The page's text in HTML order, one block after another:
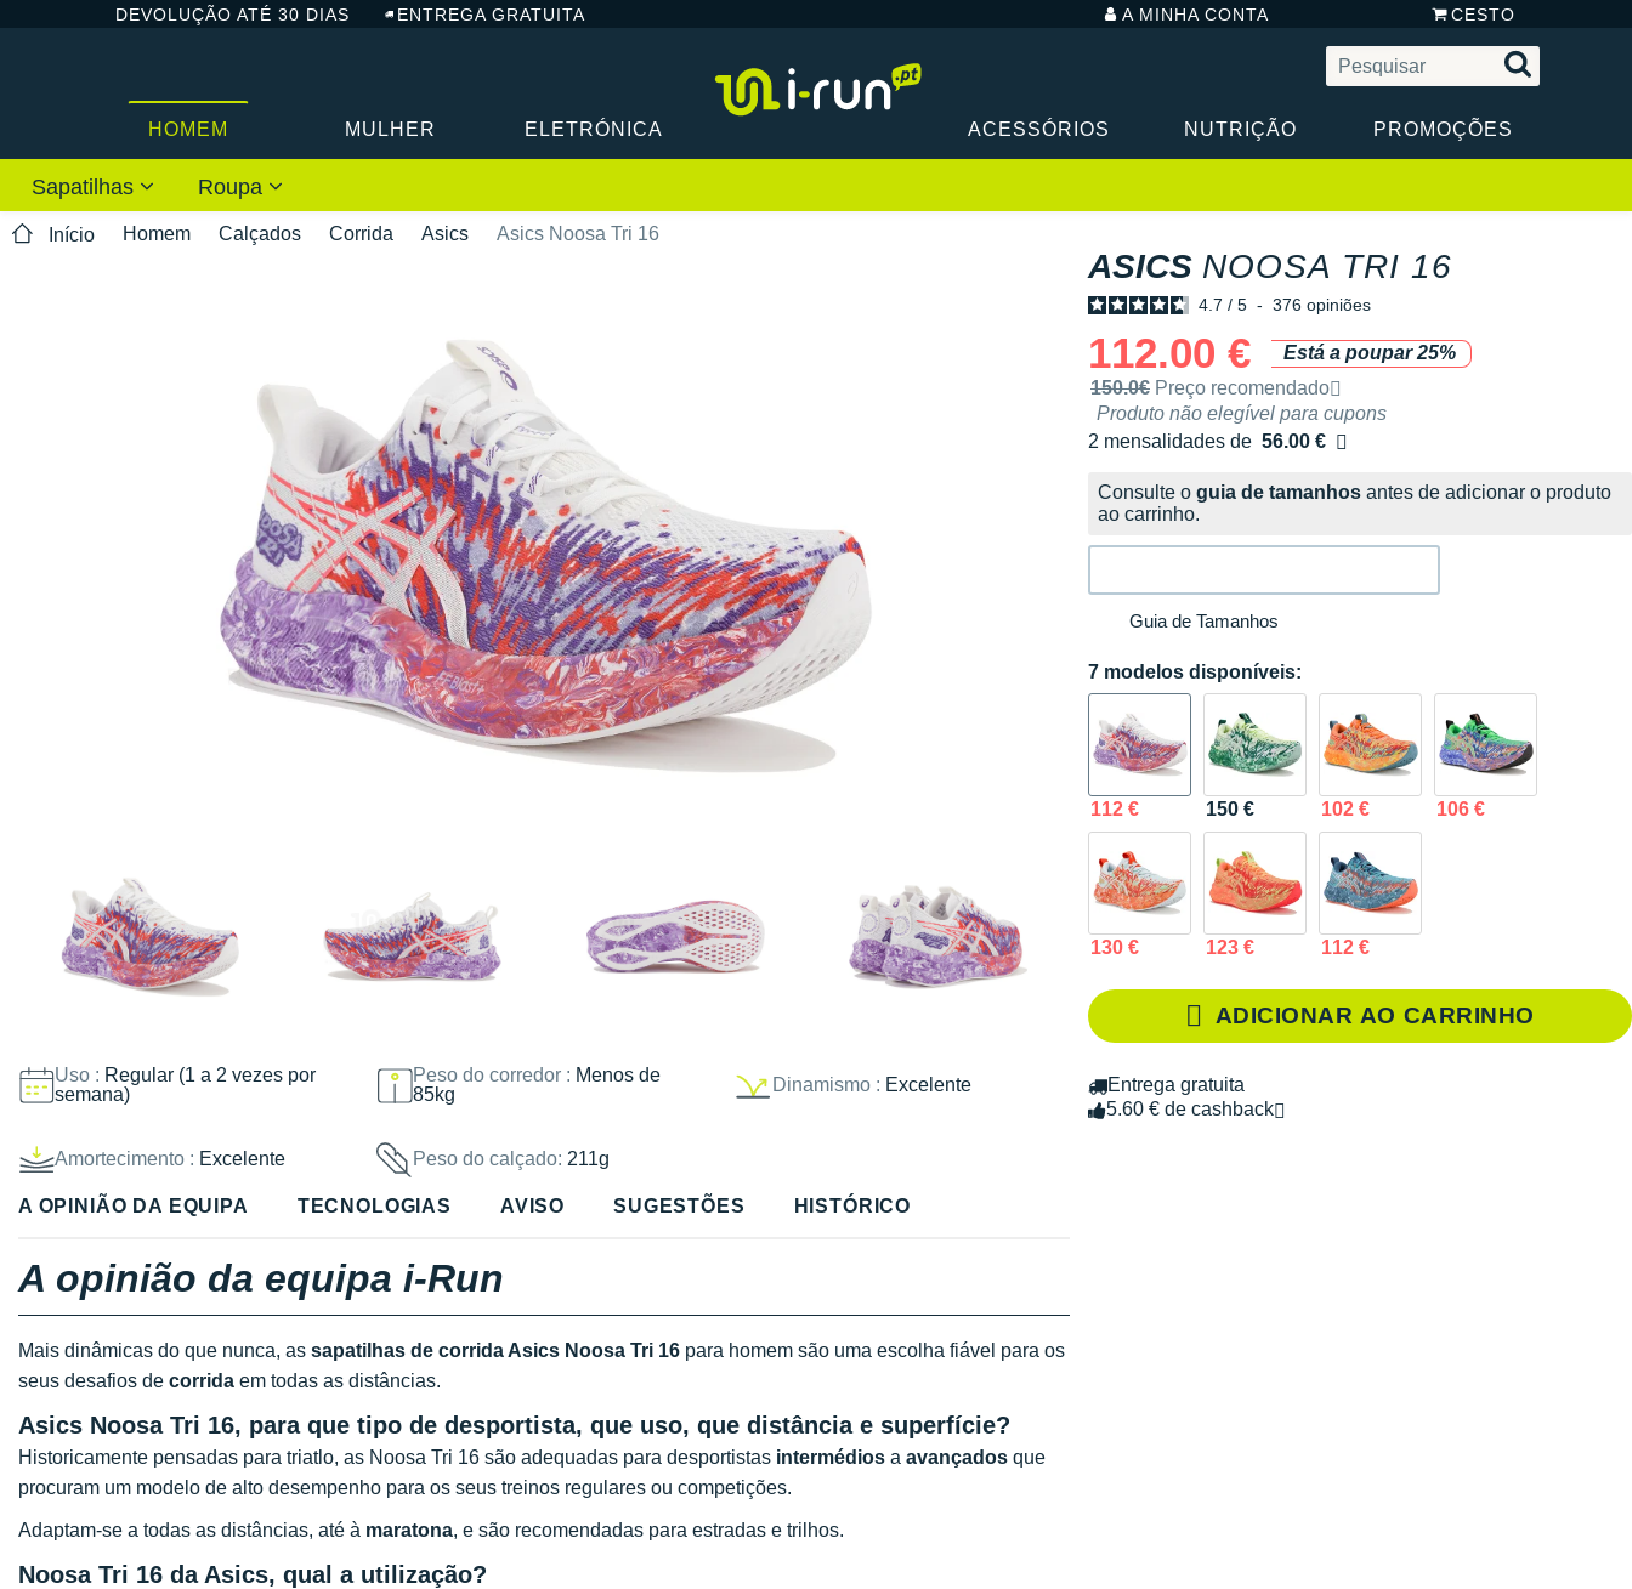
DEVOLUÇÃO ATÉ 30 DIAS ENTREGA GRATUITA A MINHA CONTA CESTO
HOMEM MULHER ELETRÓNICA ACESSÓRIOS NUTRIÇÃO PROMOÇÕES
Sapatilhas Roupa
Início Homem Calçados Corrida Asics Asics Noosa Tri 16
Uso : Regular (1 a 2 vezes por
semana)
Peso do corredor : Menos de
85kg
Dinamismo : Excelente
Amortecimento : Excelente Peso do calçado: 211g
ASICS NOOSA TRI 16
4.7 / 5 - 376 opiniões
112.00 €
Está a poupar 25%
Preço de venda recomendado pela marca
150.0€ Preço recomendado
Produto não elegível para cupons
2 mensalidades de 56.00 €
sem custos
Consulte o guia de tamanhos antes de adicionar o produto
ao carrinho.
Guia de Tamanhos
7 modelos disponíveis:
112 € 150 € 102 € 106 €
130 € 123 € 112 €
ADICIONAR AO CARRINHO
Entrega gratuita
5.60 € de cashback
A OPINIÃO DA EQUIPA TECNOLOGIAS AVISO SUGESTÕES HISTÓRICO
A opinião da equipa i-Run
Mais dinâmicas do que nunca, as sapatilhas de corrida Asics Noosa Tri 16 para homem são uma escolha fiável para os
seus desafios de corrida em todas as distâncias.
Asics Noosa Tri 16, para que tipo de desportista, que uso, que distância e superfície?
Historicamente pensadas para triatlo, as Noosa Tri 16 são adequadas para desportistas intermédios a avançados que
procuram um modelo de alto desempenho para os seus treinos regulares ou competições.
Adaptam-se a todas as distâncias, até à maratona, e são recomendadas para estradas e trilhos.
Noosa Tri 16 da Asics, qual a utilização?